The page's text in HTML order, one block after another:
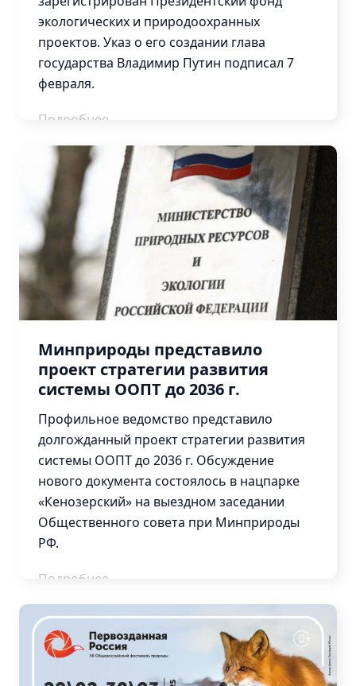
Контакты
экологических и природоохранных
проектов. Указ о его создании глава
государства Владимир Путин подписал 7
февраля.
Подробнее
Минприроды представило
проект стратегии развития
системы ООПТ до 2036 г.
Профильное ведомство представило
долгожданный проект стратегии развития
системы ООПТ до 2036 г. Обсуждение
нового документа состоялось в нацпарке
«Кенозерский» на выездном заседании
Общественного совета при Минприроды
РФ.
Подробнее